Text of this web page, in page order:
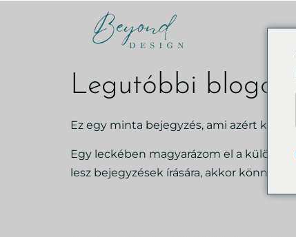
Legutóbbi
Ez egy minta bejegyzés, ami azért
Egy leckében magyarázom el a
lesz bejegyzések írására, akkor könnyű